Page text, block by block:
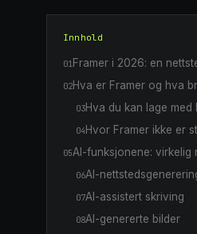
Innhold
01Framer i 2026: en
02Hva er Framer og hva
03Hva du kan lage med
04 Hvor Framer ikke er
05AI-funksjonene: virkelig
06AI-
07AI-assistert skriving
08AI-genererte bilder